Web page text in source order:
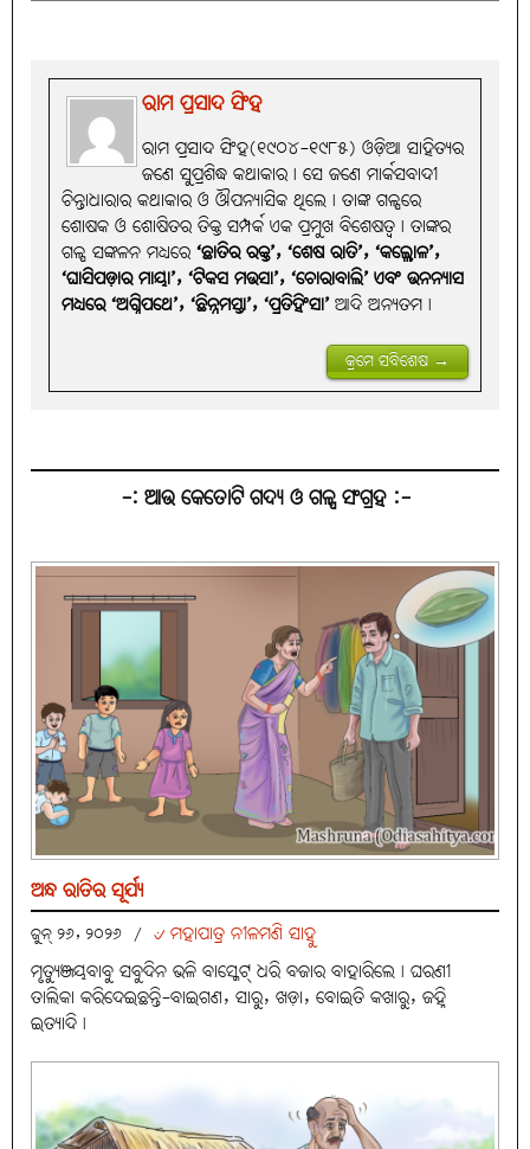
ରାମ ପ୍ରସାଦ ସିଂହ
ରାମ ପ୍ରସାଦ ସିଂହ(୧୯୦୪-୧୯୮୫) ଓଡ଼ିଆ ସାହିତ୍ୟର
ଜଣେ ସୁପ୍ରଶିଦ୍ଧ କଥାକାର। ସେ ଜଣେ ମାର୍କସବାଦୀ
ଚିନ୍ତାଧାରାର କଥାକାର ଓ ଔପନ୍ୟାସିକ ଥିଲେ। ତାଙ୍କ ଗଳ୍ପରେ
ଶୋଷକ ଓ ଶୋଷିତର ତିକ୍ତ ସମ୍ପର୍କ ଏକ ପ୍ରମୁଖ ବିଶେଷତ୍ୱ। ତାଙ୍କର
ଗଳ୍ପ ସଙ୍କଳନ ମଧ୍ୟରେ‘ଛାତିର ରକ୍ତ’, ‘ଶେଷ ରାତି’, ‘କଲ୍ଲୋଳ’,
‘ଘାସିପଡ଼ାର ମାୟା’, ‘ଟିକସ ମଉସା’, ‘ଚୋରାବାଲି’ ଏବଂ ଉନନ୍ୟାସ
ମଧ୍ୟରେ ‘ଅଗ୍ନିପଥେ’, ‘ଛିନ୍ନମସ୍ତା’, ‘ପ୍ରତିହିଂସା’ଆଦି ଅନ୍ୟତମ।
କ୍ରମେ ସବିଶେଷ →
-: ଆଉ କେତୋଟି ଗଦ୍ୟ ଓ ଗଳ୍ପ ସଂଗ୍ରହ :-
ଅନ୍ଧ ରାତିର ସୂର୍ଯ୍ୟ
ଜୁନ୍ ୨୬, ୨୦୨୬ / ୰ ମହାପାତ୍ର ନୀଳମଣି ସାହୁ
ମୃତ୍ୟୁଞ୍ଜୟବାବୁ ସବୁଦିନ ଭଳି ବାସ୍କେଟ୍ ଧରି ବଜାର ବାହାରିଲେ। ଘରଣୀ
ତାଲିକା କରିଦେଇଛନ୍ତି-ବାଇଗଣ, ସାରୁ, ଖଡ଼ା, ବୋଇତି କଖାରୁ, ଜହ୍ନି
ଇତ୍ୟାଦି।